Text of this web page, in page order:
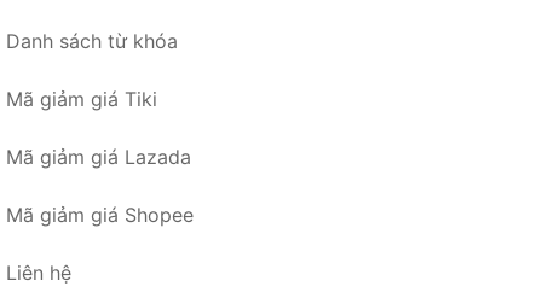
Danh sách từ khóa
Mã giảm giá Tiki
Mã giảm giá Lazada
Mã giảm giá Shopee
Liên hệ